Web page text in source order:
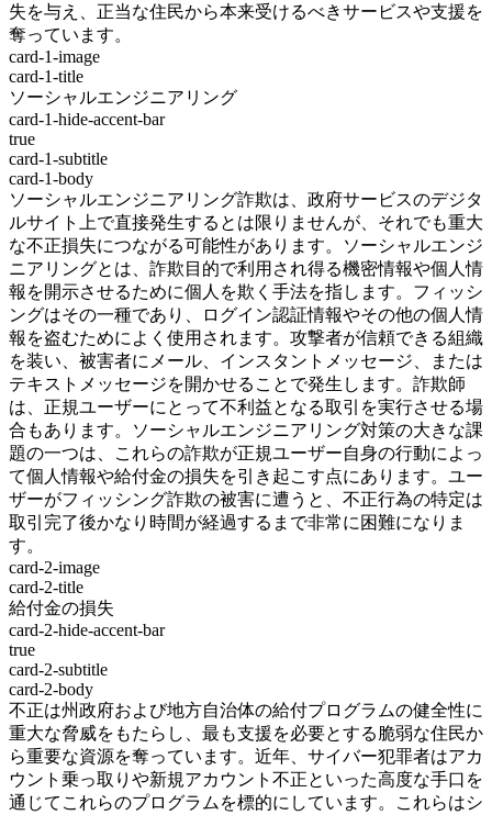
失を与え、正当な住民から本来受けるべきサービスや支援を
奪っています。
card-1-image
card-1-title
ソーシャルエンジニアリング
card-1-hide-accent-bar
true
card-1-subtitle
card-1-body
ソーシャルエンジニアリング詐欺は、政府サービスのデジタ
ルサイト上で直接発生するとは限りませんが、それでも重大
な不正損失につながる可能性があります。ソーシャルエンジ
ニアリングとは、詐欺目的で利用され得る機密情報や個人情
報を開示させるために個人を欺く手法を指します。フィッシ
ングはその一種であり、ログイン認証情報やその他の個人情
報を盗むためによく使用されます。攻撃者が信頼できる組織
を装い、被害者にメール、インスタントメッセージ、または
テキストメッセージを開かせることで発生します。詐欺師
は、正規ユーザーにとって不利益となる取引を実行させる場
合もあります。ソーシャルエンジニアリング対策の大きな課
題の一つは、これらの詐欺が正規ユーザー自身の行動によっ
て個人情報や給付金の損失を引き起こす点にあります。ユー
ザーがフィッシング詐欺の被害に遭うと、不正行為の特定は
取引完了後かなり時間が経過するまで非常に困難になりま
す。
card-2-image
card-2-title
給付金の損失
card-2-hide-accent-bar
true
card-2-subtitle
card-2-body
不正は州政府および地方自治体の給付プログラムの健全性に
重大な脅威をもたらし、最も支援を必要とする脆弱な住民か
ら重要な資源を奪っています。近年、サイバー犯罪者はアカ
ウント乗っ取りや新規アカウント不正といった高度な手口を
通じてこれらのプログラムを標的にしています。これらはシ